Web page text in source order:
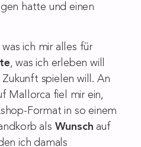
hatte und einen
ich mir alles für
, was ich erleben will
spielen will. An
Mallorca fiel mir ein,
Format in so einem
als Wunsch auf
ich damals